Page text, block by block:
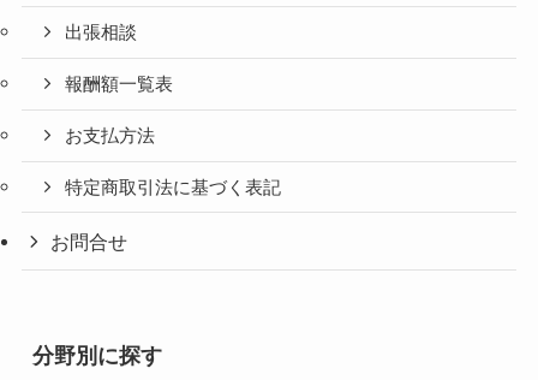
出張相談
報酬額一覧表
お支払方法
特定商取引法に基づく表記
お問合せ
分野別に探す